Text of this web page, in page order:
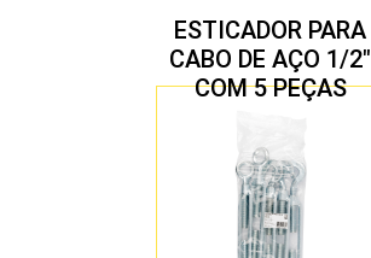
ESTICADOR PARA
CABO DE AÇO 1/2″
COM 5 PEÇAS